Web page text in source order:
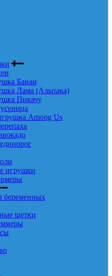
Банан
Лама (Альпака)
Пикачу
Among Us
игрушки
беременных
щетки